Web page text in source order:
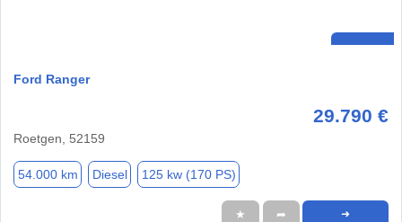
Ford Ranger
29.790 €
Roetgen, 52159
54.000 km Diesel 125 kw (170 PS)
★ ➦ ➜